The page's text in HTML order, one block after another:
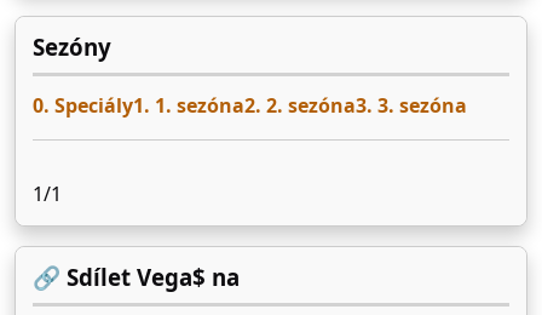
Sezóny
0. Speciály1. 1. sezóna2. 2. sezóna3. 3. sezóna
1/1
🔗 Sdílet Vega$ na